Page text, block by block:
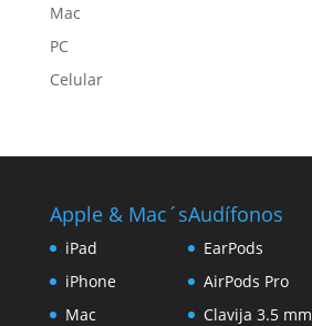
Mac
PC
Celular
Apple & Mac´s
iPad
iPhone
Mac
Audífonos
EarPods
AirPods Pro
Clavija 3.5 mm